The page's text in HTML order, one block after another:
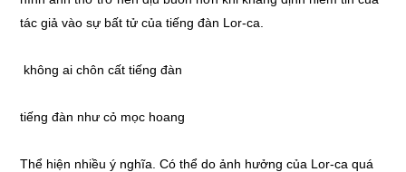
tác giả vào sự bất tử của tiếng đàn Lor-ca.
không ai chôn cất tiếng đàn
tiếng đàn như cỏ mọc hoang
Thể hiện nhiều ý nghĩa. Có thể do ảnh hưởng của Lor-ca quá